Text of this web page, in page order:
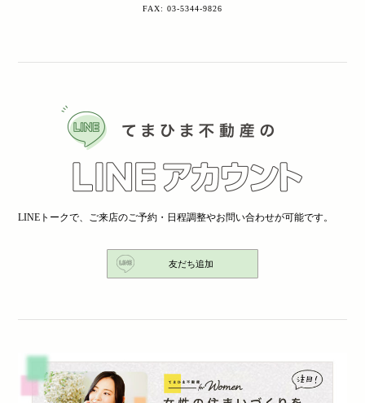
FAX: 03-5344-9826
LINEトークで、ご来店のご予約・日程調整やお問い合わせが可能です。
友だち追加